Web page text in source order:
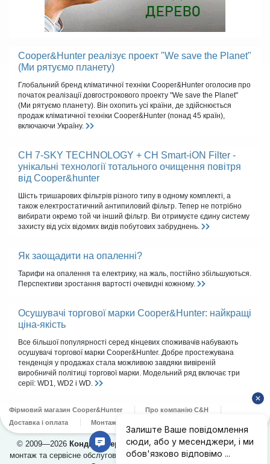
Cooper&Hunter реалізує проект "We save the Planet"
(Ми рятуємо планету)
Глобальний бренд кліматичної техніки Cooper&Hunter оголосив про
початок реалізації довгострокового проекту "We save the Planet"
(Ми рятуємо планету). Він охопить усі країни, де здійснюється
продаж кліматичної техніки Cooper&Hunter (понад 45 країн),
включаючи Україну.
CH 7-SKY TECHNOLOGY + CH Smart-iON Filter -
унікальні технології тотального очищення повітря
від Cooper&hunter
Шість тришарових фільтрів різного типу в одному комплекті, а
також електростатичний антипиловий фільтр. Тепер не потрібно
вибирати окремо той чи інший фільтр. Ви отримуєте єдину систему
захисту від усіх відомих видів побутових забруднень.
Як заощадити на опаленні?
Тарифи на опалення та електрику, на жаль, постійно збільшуються.
Перспективи зростання вартості очевидні кожному.
Осушувачі торгової марки Cooper&Hunter: найкращі
ціна-якість
Все більшої популярності серед кінцевих споживачів набувають
осушувачі торгової марки Cooper&Hunter. Добре простежувана
тенденція у продажах стала можливою завдяки вивіреній
виробничій політиці торгової марки. Модельний ряд включає три
серії: WD1, WD2 і WD.
Фірмовий магазин Cooper&Hunter
Про компанію C&H
Доставка і оплата
Монтаж
© 2009—2026 Кондиціонери Cooper&Hunterв Україні. Продаж,
монтаж та сервісне обслуговування кондиціонерів. Офіційний дилер